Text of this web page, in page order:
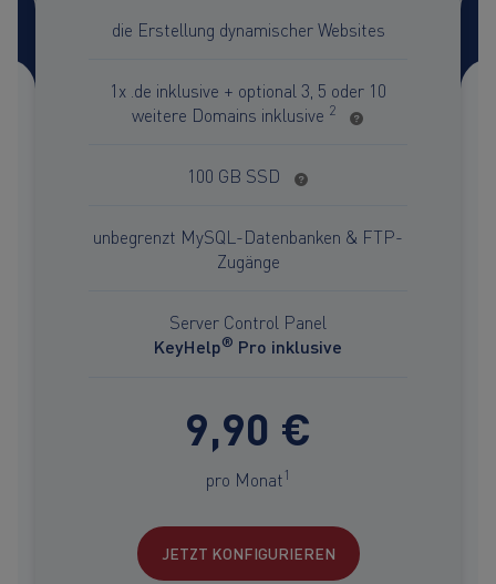
die Erstellung dynamischer Websites
1x .de inklusive + optional 3, 5 oder 10
weitere Domains inklusive 2
100 GB SSD
unbegrenzt MySQL-Datenbanken & FTP-
Zugänge
Server Control Panel
KeyHelp® Pro inklusive
9,90 €
pro Monat1
JETZT KONFIGURIEREN